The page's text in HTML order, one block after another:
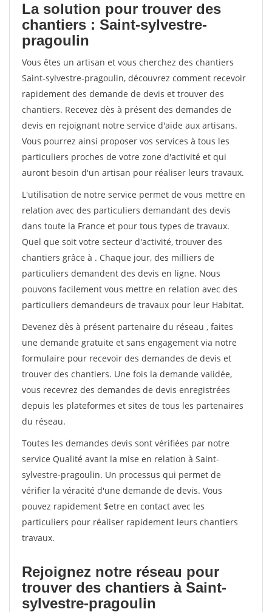
La solution pour trouver des
chantiers : Saint-sylvestre-
pragoulin
Vous êtes un artisan et vous cherchez des chantiers
Saint-sylvestre-pragoulin, découvrez comment recevoir
rapidement des demande de devis et trouver des
chantiers. Recevez dès à présent des demandes de
devis en rejoignant notre service d'aide aux artisans.
Vous pourrez ainsi proposer vos services à tous les
particuliers proches de votre zone d'activité et qui
auront besoin d'un artisan pour réaliser leurs travaux.
L'utilisation de notre service permet de vous mettre en
relation avec des particuliers demandant des devis
dans toute la France et pour tous types de travaux.
Quel que soit votre secteur d'activité, trouver des
chantiers grâce à . Chaque jour, des milliers de
particuliers demandent des devis en ligne. Nous
pouvons facilement vous mettre en relation avec des
particuliers demandeurs de travaux pour leur Habitat.
Devenez dès à présent partenaire du réseau , faites
une demande gratuite et sans engagement via notre
formulaire pour recevoir des demandes de devis et
trouver des chantiers. Une fois la demande validée,
vous recevrez des demandes de devis enregistrées
depuis les plateformes et sites de tous les partenaires
du réseau.
Toutes les demandes devis sont vérifiées par notre
service Qualité avant la mise en relation à Saint-
sylvestre-pragoulin. Un processus qui permet de
vérifier la véracité d'une demande de devis. Vous
pouvez rapidement $etre en contact avec les
particuliers pour réaliser rapidement leurs chantiers
travaux.
Rejoignez notre réseau pour
trouver des chantiers à Saint-
sylvestre-pragoulin